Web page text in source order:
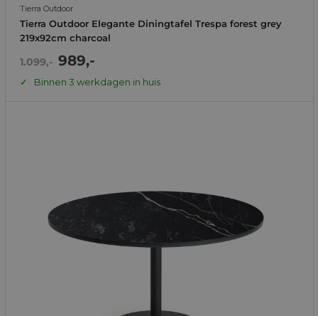
Tierra Outdoor
Tierra Outdoor Elegante Diningtafel Trespa forest grey
219x92cm charcoal
Normale
1.099,- Actie
989,-
Binnen 3 werkdagen in huis